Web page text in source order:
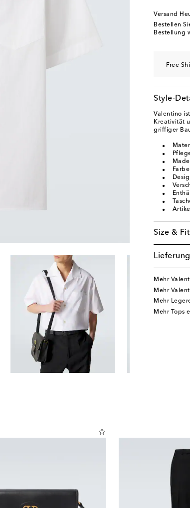
Versand
Bestellen
Bestellung
Free
Style-
Valentino
Kreativität
griffiger
Size & Fit
Mehr
Mehr
Mehr
Mehr Tops